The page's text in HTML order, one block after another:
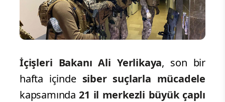
İçişleri Bakanı Ali Yerlikaya, son bir
hafta içinde siber suçlarla mücadele
kapsamında21 il merkezli büyük çaplı